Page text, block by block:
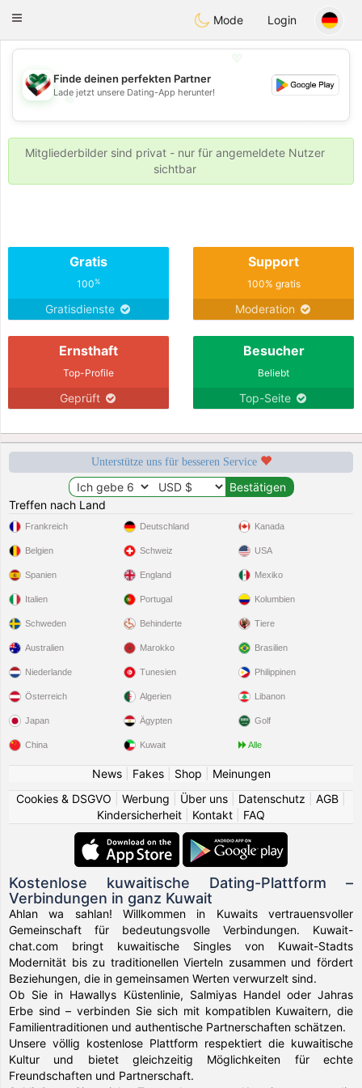
KuwaitChat
Toggle
Mode Login
💖
💕
💕
Finde deinen perfekten Partner
Lade jetzt unsere Dating-App herunter!
Mitgliederbilder sind privat - nur für angemeldete Nutzer
sichtbar
Gratis
100%
Gratisdienste
Support
100% gratis
Moderation
Ernsthaft
Top-Profile
Geprüft
Besucher
Beliebt
Top-Seite
Unterstütze uns für besseren Service
Treffen nach Land
Frankreich
Belgien
Spanien
Italien
Schweden
Deutschland
Schweiz
England
Portugal
Behinderte
Kanada
USA
Mexiko
Kolumbien
Tiere
Australien
Niederlande
Österreich
Japan
China
Marokko
Tunesien
Algerien
Ägypten
Kuwait
Brasilien
Philippinen
Libanon
Golf
Alle
News| Fakes| Shop
Meinungen
Cookies & DSGVO
Werbung Über uns Datenschutz AGB
Kindersicherheit
Kontakt FAQ
Kostenlose kuwaitische Dating-Plattform –
Verbindungen in ganz Kuwait
Ahlan wa sahlan! Willkommen in Kuwaits vertrauensvoller
Gemeinschaft für bedeutungsvolle Verbindungen. Kuwait-
chat.com bringt kuwaitische Singles von Kuwait-Stadts
Modernität bis zu traditionellen Vierteln zusammen und fördert
Beziehungen, die in gemeinsamen Werten verwurzelt sind.
Ob Sie in Hawallys Küstenlinie, Salmiyas Handel oder Jahras
Erbe sind – verbinden Sie sich mit kompatiblen Kuwaitern, die
Familientraditionen und authentische Partnerschaften schätzen.
Unsere völlig kostenlose Plattform respektiert die kuwaitische
Kultur und bietet gleichzeitig Möglichkeiten für echte
Freundschaften und Partnerschaft.